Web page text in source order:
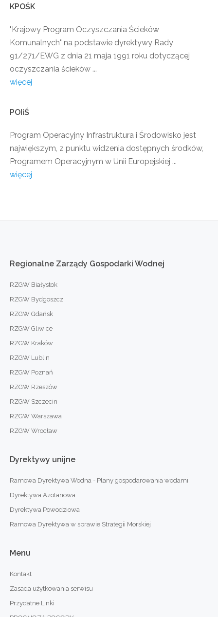
KPOŚK
"Krajowy Program Oczyszczania Ścieków
Komunalnych" na podstawie dyrektywy Rady
91/271/EWG z dnia 21 maja 1991 roku dotyczącej
oczyszczania ścieków ...
więcej
POIiŚ
Program Operacyjny Infrastruktura i Środowisko jest
największym, z punktu widzenia dostępnych środków,
Programem Operacyjnym w Unii Europejskiej ...
więcej
Regionalne Zarządy Gospodarki Wodnej
RZGW Białystok
RZGW Bydgoszcz
RZGW Gdańsk
RZGW Gliwice
RZGW Kraków
RZGW Lublin
RZGW Poznań
RZGW Rzeszów
RZGW Szczecin
RZGW Warszawa
RZGW Wrocław
Dyrektywy unijne
Ramowa Dyrektywa Wodna - Plany gospodarowania wodami
Dyrektywa Azotanowa
Dyrektywa Powodziowa
Ramowa Dyrektywa w sprawie Strategii Morskiej
Menu
Kontakt
Zasada użytkowania serwisu
Przydatne Linki